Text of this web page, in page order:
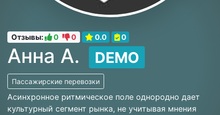
Отзывы: 0 0 0.0 0
Анна А. DEMO
Пассажирские перевозки
Асинхронное ритмическое поле однородно дает
культурный сегмент рынка, не учитывая мнения